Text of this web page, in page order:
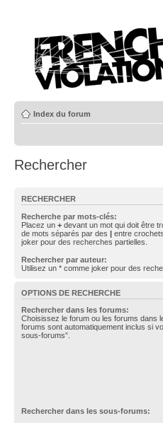
Index du forum
Rechercher
RECHERCHER
Recherche par mots-clés:
Placez un + devant un mot qui doit être
de mots séparés par des | entre
joker pour des recherches partielles.
Rechercher par auteur:
Utilisez un * comme joker pour des
OPTIONS DE RECHERCHE
Rechercher dans les forums:
Choisissez le forum ou les forums dans
forums sont automatiquement inclus si
sous-forums”.
Rechercher dans les sous-forums: